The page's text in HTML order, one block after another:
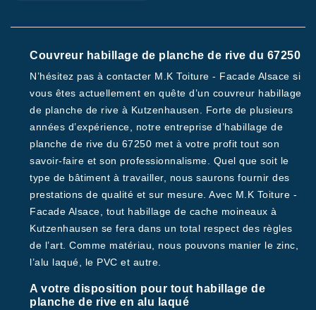
Couvreur habillage de planche de rive du 67250
N’hésitez pas à contacter M.K Toiture - Facade Alsace si
vous êtes actuellement en quête d’un couvreur habillage
de planche de rive à Kutzenhausen. Forte de plusieurs
années d’expérience, notre entreprise d’habillage de
planche de rive du 67250 met à votre profit tout son
savoir-faire et son professionnalisme. Quel que soit le
type de bâtiment à travailler, nous saurons fournir des
prestations de qualité et sur mesure. Avec M.K Toiture -
Facade Alsace, tout habillage de cache moineaux à
Kutzenhausen se fera dans un total respect des règles
de l’art. Comme matériau, nous pouvons manier le zinc,
l’alu laqué, le PVC et autre.
A votre disposition pour tout habillage de
planche de rive en alu laqué